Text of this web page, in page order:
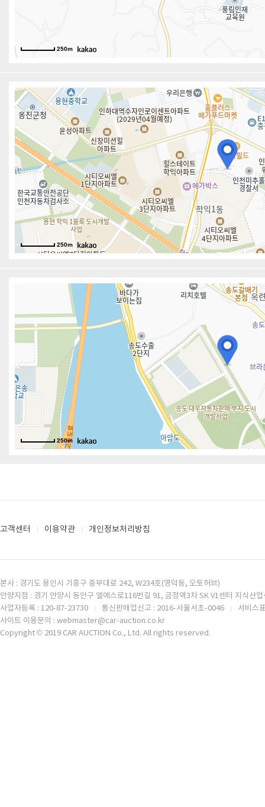
250m
250m
250m
고객센터 이용약관 개인정보처리방침
본사 : 경기도 용인시 기흥구 중부대로 242, W234호(영덕동, 오토허브)
안양지점 : 경기 안양시 동안구 엘에스로116번길 91, 금정역3차 SK V1센터 지식산
사업자등록 : 120-87-23730
통신판매업신고 : 2016-서울서초-0046
서비스
사이트 이용문의 : webmaster@car-auction.co.kr
Copyright © 2019 CAR AUCTION Co., Ltd. All rights reserved.